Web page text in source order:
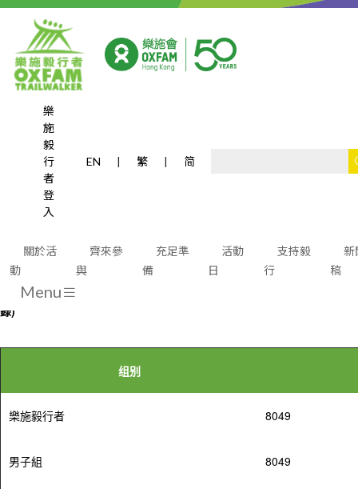
樂
施
毅
行
者
登
入
EN | 繁 | 简
關於活
動
齊來參
與
充足準
備
活動
日
支持毅
行
新
稿
Menu
完成時間排行榜
2024 年紀錄
由於2024年的路線與以往的不同，因此大會獨立計算2024年的速度紀
錄)
组别
樂施毅行者 8049
男子組 8049